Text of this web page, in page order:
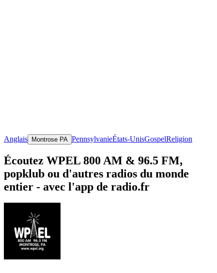
Anglais Montrose PA PennsylvanieÉtats-UnisGospelReligion
Écoutez WPEL 800 AM & 96.5 FM,
popklub ou d'autres radios du monde
entier - avec l'app de radio.fr